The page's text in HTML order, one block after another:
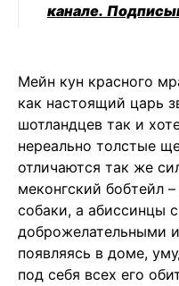
канале.
Мейн кун красного
как настоящий царь
шотландцев так и
нереально толстые
отличаются так же
меконгский бобтейл
собаки, а абиссинцы
доброжелательными
появляясь в доме,
под себя всех его